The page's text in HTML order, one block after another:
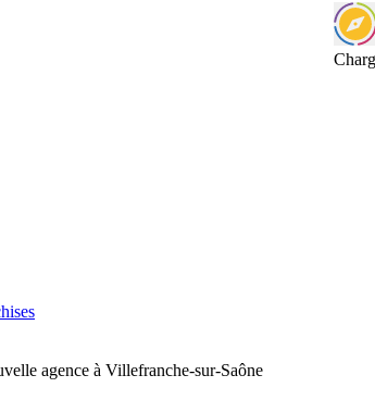
agence à Villefranche-sur-Saône